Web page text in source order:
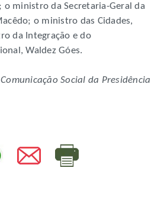
o ministro da Secretaria-Geral da
o ministro das Cidades,
da Integração e do
Waldez Góes.
Social da Presidência